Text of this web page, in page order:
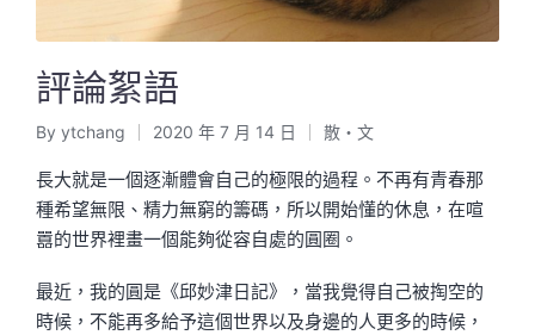
評論絮語
Posted
by
By ytchang 2020 年 7 月 14 日
Posted
in
散・文
長大就是一個逐漸體會自己的極限的過程。不再有青春那
種希望無限、精力無窮的籌碼，所以開始懂的休息，在喧
囂的世界裡畫一個能夠從容自處的圓圈。
最近，我的圓是《邱妙津日記》，當我覺得自己被掏空的
時候，不能再多給予這個世界以及身邊的人更多的時候，